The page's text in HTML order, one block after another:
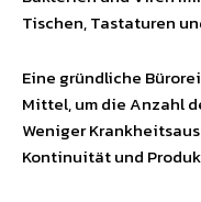
Tischen, Tastaturen
Eine gründliche
Mittel, um die Anzahl
Weniger
Kontinuität und